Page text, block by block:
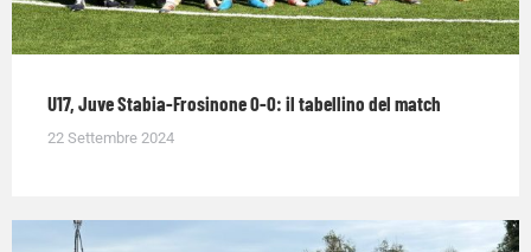
U17, Juve Stabia-Frosinone 0-0: il tabellino del match
22 Settembre 2024